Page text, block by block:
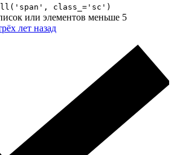
class_='sc')
или элементов меньше 5
лет назад